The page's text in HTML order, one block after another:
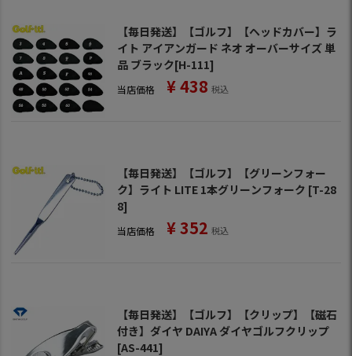
【毎日発送】【ゴルフ】【ヘッドカバー】ラ
イト アイアンガード ネオ オーバーサイズ 単
品 ブラック[H-111]
当店価格 ¥438 税込
【毎日発送】【ゴルフ】【グリーンフォー
ク】ライト LITE 1本グリーンフォーク [T-28
8]
当店価格 ¥352 税込
【毎日発送】【ゴルフ】【クリップ】【磁石
付き】ダイヤ DAIYA ダイヤゴルフクリップ
[AS-441]